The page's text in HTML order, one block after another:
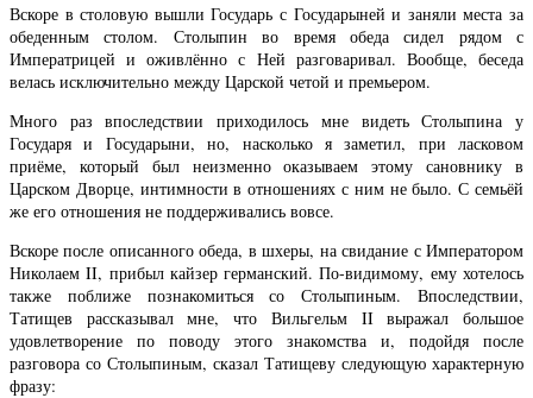
Вскоре в столовую вышли Государь с Государыней и заняли места за
обеденным столом. Столыпин во время обеда сидел рядом с
Императрицей и оживлённо с Ней разговаривал. Вообще, беседа
велась исключительно между Царской четой и премьером.
Много раз впоследствии приходилось мне видеть Столыпина у
Государя и Государыни, но, насколько я заметил, при ласковом
приёме, который был неизменно оказываем этому сановнику в
Царском Дворце, интимности в отношениях с ним не было. С семьёй
же его отношения не поддерживались вовсе.
Вскоре после описанного обеда, в шхеры, на свидание с Императором
Николаем II, прибыл кайзер германский. По-видимому, ему хотелось
также поближе познакомиться со Столыпиным. Впоследствии,
Татищев рассказывал мне, что Вильгельм II выражал большое
удовлетворение по поводу этого знакомства и, подойдя после
разговора со Столыпиным, сказал Татищеву следующую характерную
фразу: